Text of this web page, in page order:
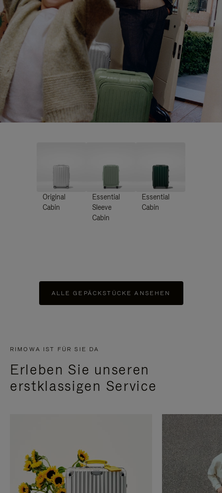
Original
Cabin
Essential
Sleeve
Cabin
Essential
Cabin
ALLE GEPÄCKSTÜCKE ANSEHEN
RIMOWA IST FÜR SIE DA
Erleben Sie unseren
erstklassigen Service